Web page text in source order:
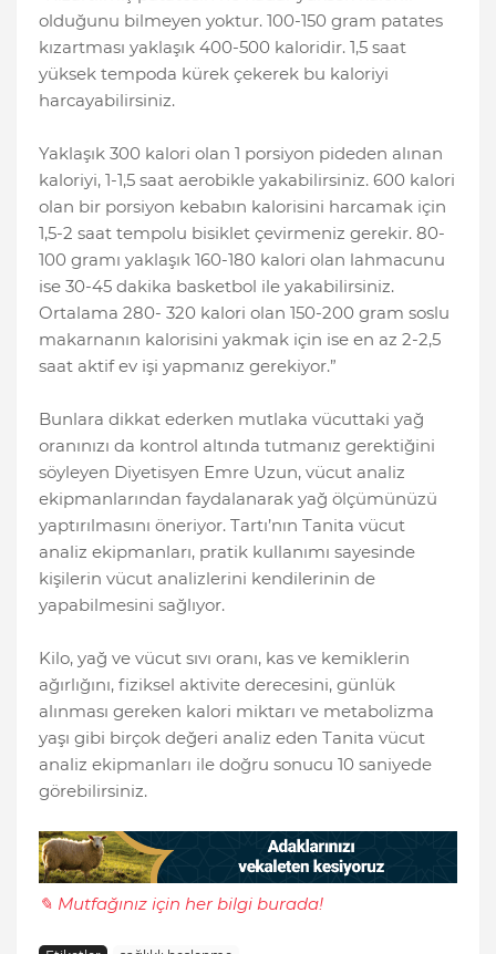
olduğunu bilmeyen yoktur. 100-150 gram patates
kızartması yaklaşık 400-500 kaloridir. 1,5 saat
yüksek tempoda kürek çekerek bu kaloriyi
harcayabilirsiniz.
Yaklaşık 300 kalori olan 1 porsiyon pideden alınan
kaloriyi, 1-1,5 saat aerobikle yakabilirsiniz. 600 kalori
olan bir porsiyon kebabın kalorisini harcamak için
1,5-2 saat tempolu bisiklet çevirmeniz gerekir. 80-
100 gramı yaklaşık 160-180 kalori olan lahmacunu
ise 30-45 dakika basketbol ile yakabilirsiniz.
Ortalama 280- 320 kalori olan 150-200 gram soslu
makarnanın kalorisini yakmak için ise en az 2-2,5
saat aktif ev işi yapmanız gerekiyor.”
Bunlara dikkat ederken mutlaka vücuttaki yağ
oranınızı da kontrol altında tutmanız gerektiğini
söyleyen Diyetisyen Emre Uzun, vücut analiz
ekipmanlarından faydalanarak yağ ölçümünüzü
yaptırılmasını öneriyor. Tartı’nın Tanita vücut
analiz ekipmanları, pratik kullanımı sayesinde
kişilerin vücut analizlerini kendilerinin de
yapabilmesini sağlıyor.
Kilo, yağ ve vücut sıvı oranı, kas ve kemiklerin
ağırlığını, fiziksel aktivite derecesini, günlük
alınması gereken kalori miktarı ve metabolizma
yaşı gibi birçok değeri analiz eden Tanita vücut
analiz ekipmanları ile doğru sonucu 10 saniyede
görebilirsiniz.
✎ Mutfağınız için her bilgi burada!